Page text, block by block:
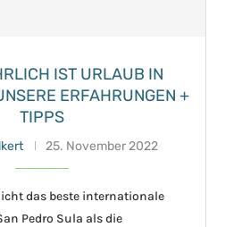
IST URLAUB IN
ERFAHRUNGEN +
TIPPS
25. November 2022
das beste internationale
Pedro Sula als die